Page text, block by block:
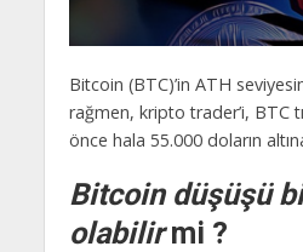
Bitcoin (BTC)’in ATH
rağmen, kripto trader’i, BTC
önce hala 55.000 doların
Bitcoin düşüşü
olabilirmi ?